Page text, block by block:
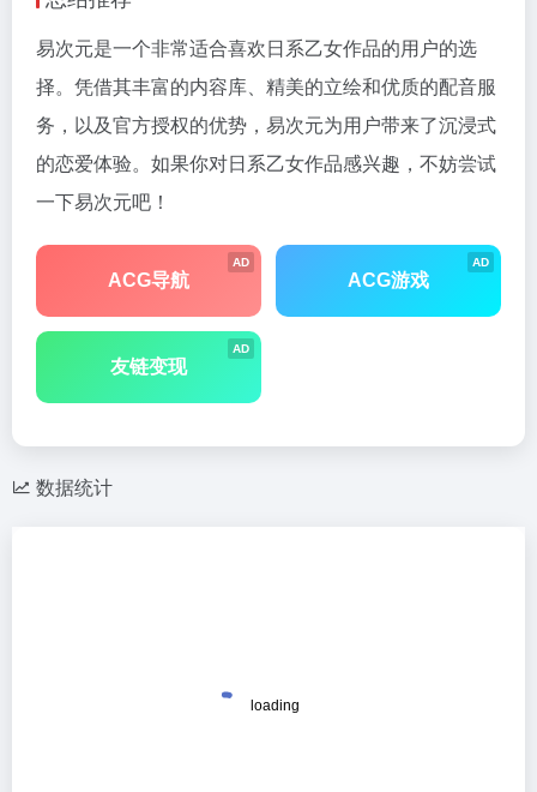
易次元是一个非常适合喜欢日系乙女作品的用户的选
择。凭借其丰富的内容库、精美的立绘和优质的配音服
务，以及官方授权的优势，易次元为用户带来了沉浸式
的恋爱体验。如果你对日系乙女作品感兴趣，不妨尝试
一下易次元吧！
AD
ACG导航
AD
ACG游戏
AD
友链变现
数据统计